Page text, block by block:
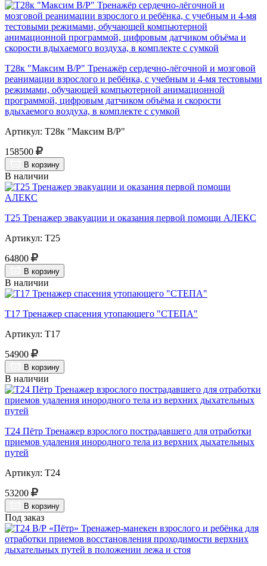
Т28к "Максим В/Р" Тренажёр сердечно-лёгочной и мозговой
реанимации взрослого и ребёнка, с учебным и 4-мя тестовыми
режимами, обучающей компьютерной анимационной
программой, цифровым датчиком объёма и скорости
вдыхаемого воздуха, в комплекте с сумкой
Артикул: Т28к "Максим В/Р"
158500
В корзину
В наличии
Т25 Тренажер эвакуации и оказания первой помощи АЛЕКС
Артикул: Т25
64800
В корзину
В наличии
Т17 Тренажер спасения утопающего "СТЕПА"
Артикул: Т17
54900
В корзину
В наличии
Т24 Пётр Тренажер взрослого пострадавшего для отработки
приемов удаления инородного тела из верхних дыхательных
путей
Артикул: Т24
53200
В корзину
Под заказ